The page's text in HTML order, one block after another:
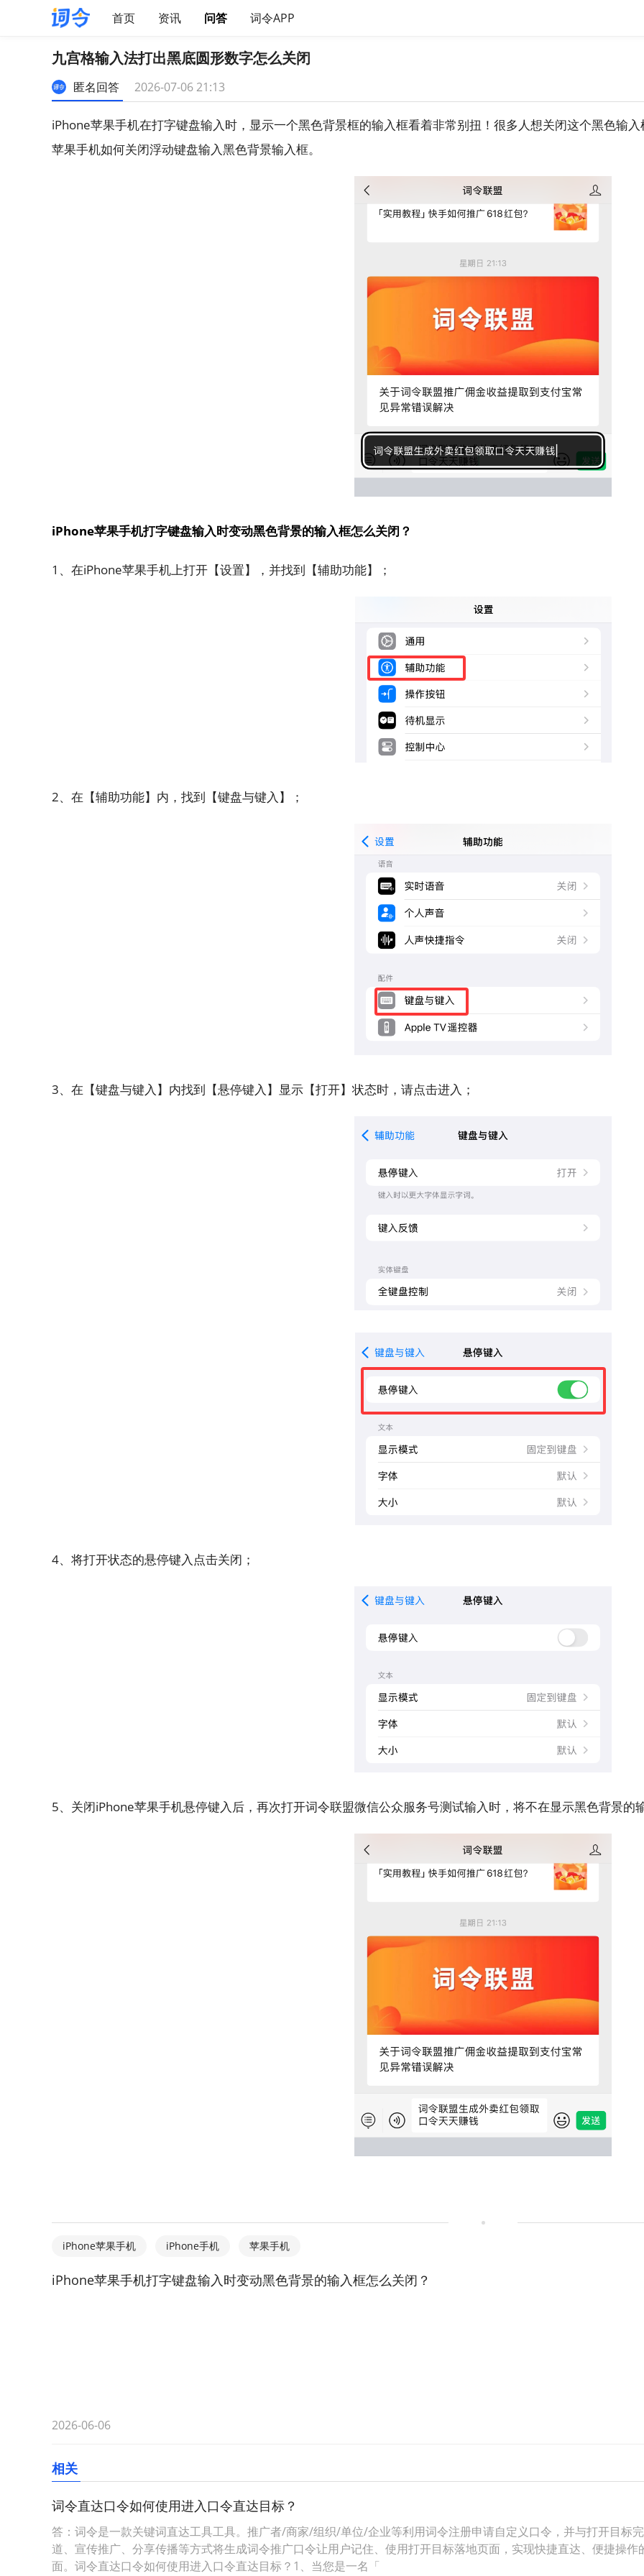
首页 资讯 问答 词令APP
九宫格输入法打出黑底圆形数字怎么关闭
匿名回答 2026-07-06 21:13
iPhone苹果手机在打字键盘输入时，显示一个黑色背景框的输入框看着非常别扭！很多人想关闭这个黑色输
苹果手机如何关闭浮动键盘输入黑色背景输入框。
iPhone苹果手机打字键盘输入时变动黑色背景的输入框怎么关闭？
1、在iPhone苹果手机上打开【设置】，并找到【辅助功能】；
2、在【辅助功能】内，找到【键盘与键入】；
3、在【键盘与键入】内找到【悬停键入】显示【打开】状态时，请点击进入；
4、将打开状态的悬停键入点击关闭；
5、关闭iPhone苹果手机悬停键入后，再次打开词令联盟微信公众服务号测试输入时，将不在显示黑色背景的
iPhone苹果手机 iPhone手机 苹果手机
iPhone苹果手机打字键盘输入时变动黑色背景的输入框怎么关闭？
2026-06-06
相关
词令直达口令如何使用进入口令直达目标？
答：词令是一款关键词直达工具工具。推广者/商家/组织/单位/企业等利用词令注册申请自定义口令，并与打开目标
道、宣传推广、分享传播等方式将生成词令推广口令让用户记住、使用打开目标落地页面，实现快捷直达、便捷操
面。词令直达口令如何使用进入口令直达目标？1、当您是一名「